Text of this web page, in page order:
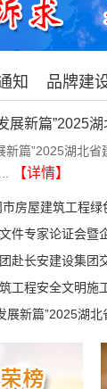
知 品牌建
展新篇”2025
新篇”2025湖北
【详情】
房屋建筑工程绿
件专家论证会暨
赴长安建设集团
工程安全文明施
新篇”2025湖北